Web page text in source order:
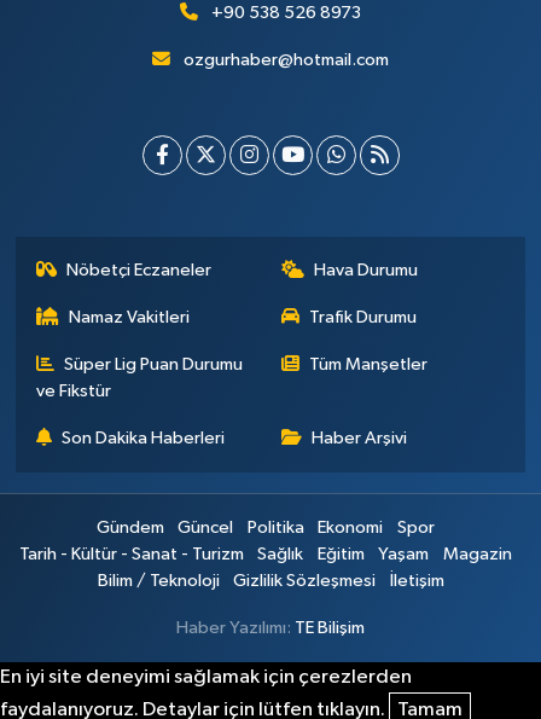
+90 538 526 8973
ozgurhaber@hotmail.com
Nöbetçi Eczaneler Hava Durumu
Namaz Vakitleri Trafik Durumu
Süper Lig Puan Durumu
ve Fikstür
Tüm Manşetler
Son Dakika Haberleri Haber Arşivi
Gündem Güncel Politika Ekonomi
Spor
Tarih - Kültür - Sanat - Turizm
Sağlık Eğitim Yaşam
Magazin
Bilim / Teknoloji
Gizlilik Sözleşmesi İletişim
Haber Yazılımı: TE Bilişim
En iyi site deneyimi sağlamak için çerezlerden
faydalanıyoruz. Detaylar için lütfen tıklayın.
Tamam